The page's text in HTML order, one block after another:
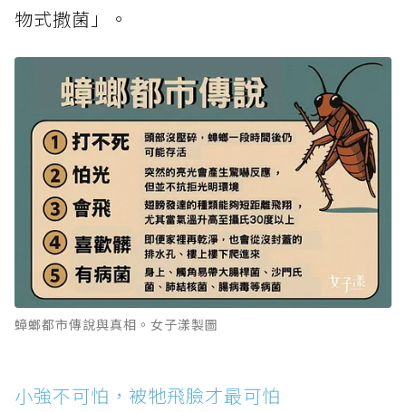
物式撒菌」。
蟑螂都市傳說與真相。女子漾製圖
小強不可怕，被牠飛臉才最可怕